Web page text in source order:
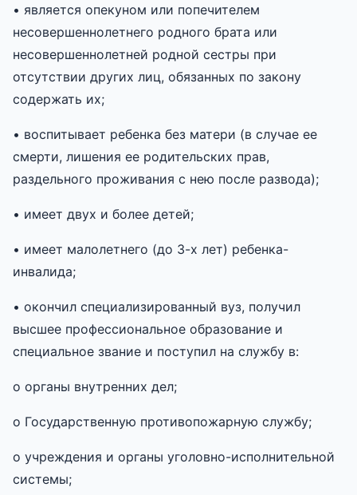
• является опекуном или попечителем
несовершеннолетнего родного брата или
несовершеннолетней родной сестры при
отсутствии других лиц, обязанных по закону
содержать их;
• воспитывает ребенка без матери (в случае ее
смерти, лишения ее родительских прав,
раздельного проживания с нею после развода);
• имеет двух и более детей;
• имеет малолетнего (до 3-х лет) ребенка-
инвалида;
• окончил специализированный вуз, получил
высшее профессиональное образование и
специальное звание и поступил на службу в:
o органы внутренних дел;
o Государственную противопожарную службу;
o учреждения и органы уголовно-исполнительной
системы;